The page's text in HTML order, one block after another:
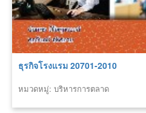
ธุรกิจโรงแรม 20701-2010
หมวดหมู่: บริหารการตลาด